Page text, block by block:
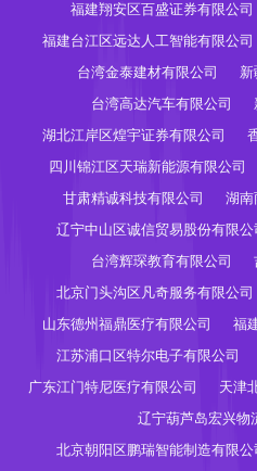
福建翔安区百盛证券有限公司
福建台江区远达人工智能有限公司
台湾金泰建材有限公司
新
台湾高达汽车有限公司
湖北江岸区煌宇证券有限公司
四川锦江区天瑞新能源有限公司
甘肃精诚科技有限公司
湖南
辽宁中山区诚信贸易股份有限公
台湾辉琛教育有限公司
北京门头沟区凡奇服务有限公司
山东德州福鼎医疗有限公司
福
江苏浦口区特尔电子有限公司
广东江门特尼医疗有限公司
天津
辽宁葫芦岛宏兴物
北京朝阳区鹏瑞智能制造有限公